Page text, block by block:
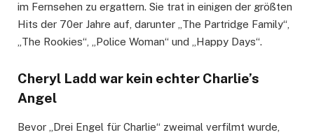
im Fernsehen zu ergattern. Sie trat in einigen der größten
Hits der 70er Jahre auf, darunter „The Partridge Family“,
„The Rookies“, „Police Woman“ und „Happy Days“.
Cheryl Ladd war kein echter Charlie’s
Angel
Bevor „Drei Engel für Charlie“ zweimal verfilmt wurde,